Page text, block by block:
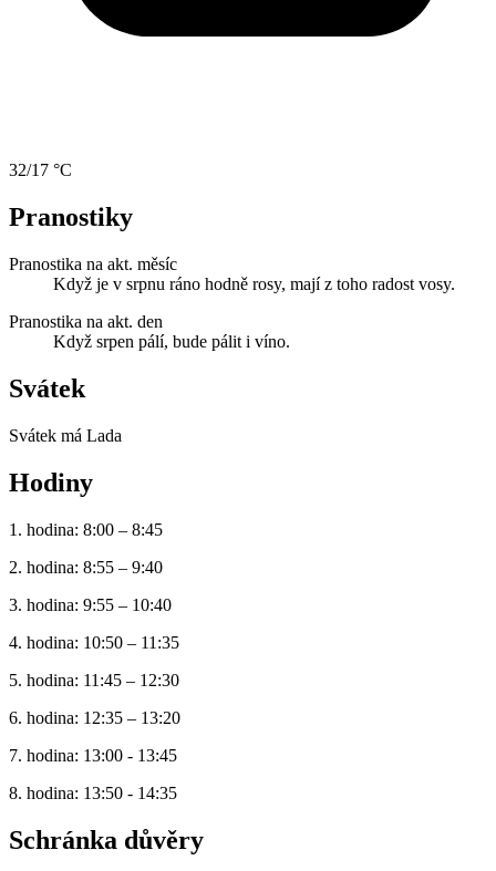
32/17 °C
Pranostiky
Pranostika na akt. měsíc
Když je v srpnu ráno hodně rosy, mají z toho radost vosy.
Pranostika na akt. den
Když srpen pálí, bude pálit i víno.
Svátek
Svátek má Lada
Hodiny
1. hodina: 8:00 – 8:45
2. hodina: 8:55 – 9:40
3. hodina: 9:55 – 10:40
4. hodina: 10:50 – 11:35
5. hodina: 11:45 – 12:30
6. hodina: 12:35 – 13:20
7. hodina: 13:00 - 13:45
8. hodina: 13:50 - 14:35
Schránka důvěry